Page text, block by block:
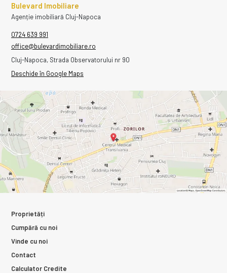
Bulevard Imobiliare
Agenție imobiliară Cluj-Napoca
0724 639 991
office@bulevardimobiliare.ro
Cluj-Napoca, Strada Observatorului nr 90
Deschide în Google Maps
Proprietăți
Cumpără cu noi
Vinde cu noi
Contact
Calculator Credite